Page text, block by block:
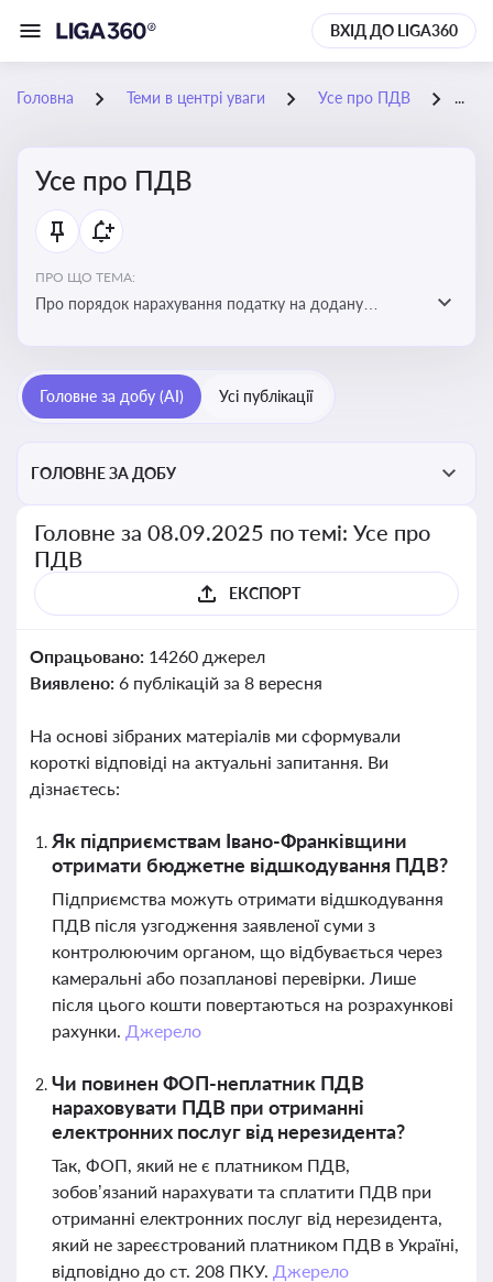
ВХІД ДО LIGA360
Головна Теми в центрі уваги Усе про ПДВ 08-
Усе про ПДВ
ПРО ЩО ТЕМА:
Про порядок нарахування податку на додану
економіку
Головне за добу (AI) Усі публікації
ГОЛОВНЕ ЗА ДОБУ
Головне за 08.09.2025 по темі: Усе про
ПДВ
ЕКСПОРТ
Опрацьовано: 14260 джерел
Виявлено: 6 публікацій за 8 вересня
На основі зібраних матеріалів ми сформували
короткі відповіді на актуальні запитання. Ви
дізнаєтесь:
Як підприємствам Івано-Франківщини
отримати бюджетне відшкодування ПДВ?
Підприємства можуть отримати відшкодування
ПДВ після узгодження заявленої суми з
контролюючим органом, що відбувається через
камеральні або позапланові перевірки. Лише
після цього кошти повертаються на розрахункові
рахунки. Джерело
Чи повинен ФОП-неплатник ПДВ
нараховувати ПДВ при отриманні
електронних послуг від нерезидента?
Так, ФОП, який не є платником ПДВ,
зобов’язаний нарахувати та сплатити ПДВ при
отриманні електронних послуг від нерезидента,
який не зареєстрований платником ПДВ в Україні,
відповідно до ст. 208 ПКУ. Джерело